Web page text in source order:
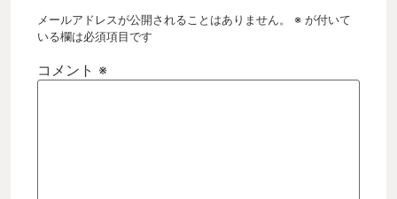
メールアドレスが公開されることはありません。 ※ が付いて
いる欄は必須項目です
コメント ※